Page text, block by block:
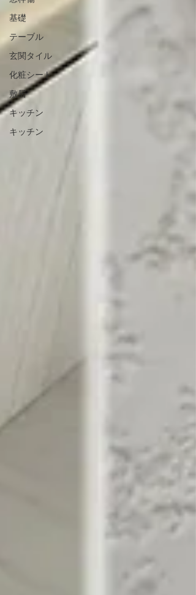
基礎
テーブル
玄関タイル
化粧シート
敷居
キッチン
キッチン